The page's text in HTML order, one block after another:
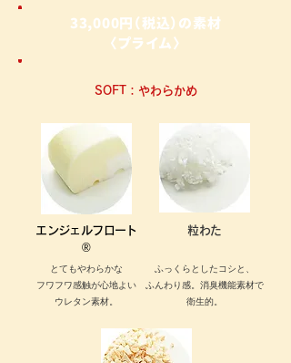
33,000円（税込）の素材
〈プライム〉
SOFT：やわらかめ
エンジェルフロート
®
とてもやわらかな
フワフワ感触が心地よい
ウレタン素材。
粒わた
ふっくらとしたコシと、
ふんわり感。消臭機能素材で
衛生的。